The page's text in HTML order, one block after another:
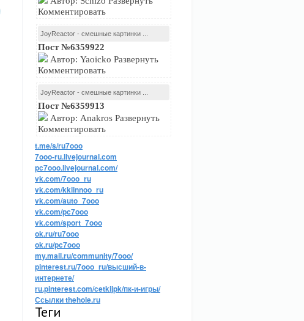
Комментировать
JoyReactor - смешные картинки ...
Пост №6359922
Автор: Yaoicko Развернуть
Комментировать
JoyReactor - смешные картинки ...
Пост №6359913
Автор: Anakros Развернуть
Комментировать
t.me/s/ru7ooo
7ooo-ru.livejournal.com
pc7ooo.livejournal.com/
vk.com/7ooo_ru
vk.com/kkiinnoo_ru
vk.com/auto_7ooo
vk.com/pc7ooo
vk.com/sport_7ooo
ok.ru/ru7ooo
ok.ru/pc7ooo
my.mail.ru/community/7ooo/
pinterest.ru/7ooo_ru/высший-в-
интернете/
ru.pinterest.com/cetkijpk/пк-и-игры/
Ссылки thehole.ru
Теги